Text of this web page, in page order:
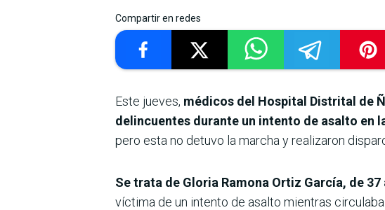
Compartir en redes
Este jueves, médicos del Hospital Distrital de
delincuentes durante un intento de asalto en
pero esta no detuvo la marcha y realizaron
Se trata de Gloria Ramona Ortiz García, de
víctima de un intento de asalto mientras